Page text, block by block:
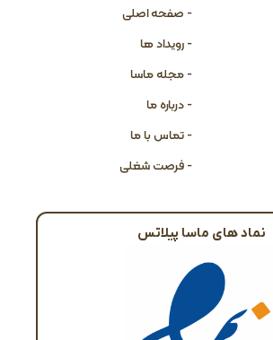
- صفحه اصلی
- رویداد ها
- مجله ماسا
- درباره ما
- تماس با ما
- فرصت شغلی
نماد های ماسا پیلاتس